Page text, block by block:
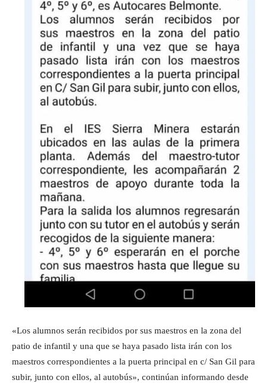
«Los alumnos serán recibidos por sus maestros en la zona del
patio de infantil y una que se haya pasado lista irán con los
maestros correspondientes a la puerta principal en c/ San Gil para
subir, junto con ellos, al autobús», continúan informando desde